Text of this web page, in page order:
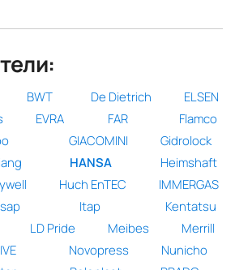
BWT De Dietrich
ELSEN
EVRA FAR
Flamco
GIACOMINI
Gidrolock
HANSA
Heimshaft
Huch EnTEC
IMMERGAS
Itap
Kentatsu
LD Pride Meibes
Merrill
Novopress
Nunicho